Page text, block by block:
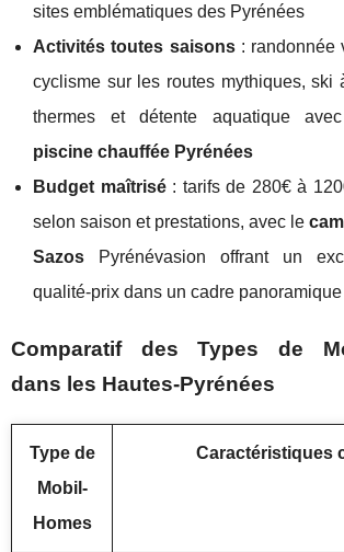
sites emblématiques des Pyrénées
Activités toutes saisons: randonnée
cyclisme sur les routes mythiques, ski
thermes et détente aquatique
piscine chauffée Pyrénées
Budget maîtrisé: tarifs de 280€ à
selon saison et prestations, avec le
Sazos Pyrénévasion offrant un
qualité-prix dans un cadre
Comparatif des Types de
dans les Hautes-Pyrénées
Type de
Mobil-
Homes
Caractéristiques